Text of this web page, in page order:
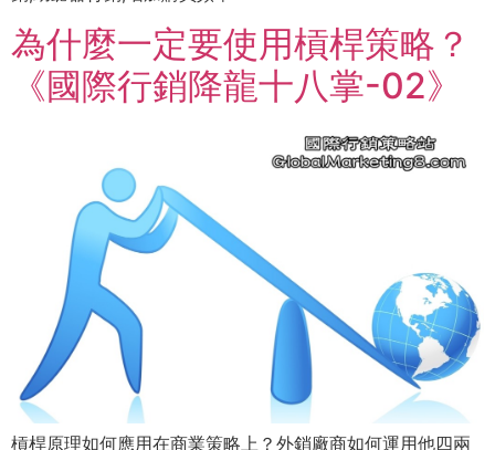
為什麼一定要使用槓桿策略？
《國際行銷降龍十八掌-02》
槓桿原理如何應用在商業策略上？外銷廠商如何運用他四兩